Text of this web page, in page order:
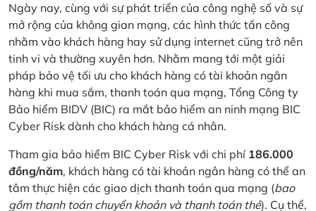
Ngày nay, cùng với sự phát triển của công nghệ số và sự
mở rộng của không gian mạng, các hình thức tấn công
nhằm vào khách hàng hay sử dụng internet cũng trở nên
tinh vi và thường xuyên hơn. Nhằm mang tới một giải
pháp bảo vệ tối ưu cho khách hàng có tài khoản ngân
hàng khi mua sắm, thanh toán qua mạng, Tổng Công ty
Bảo hiểm BIDV (BIC) ra mắt bảo hiểm an ninh mạng BIC
Cyber Risk dành cho khách hàng cá nhân.
Tham gia bảo hiểm BIC Cyber Risk với chi phí 186.000
đồng/năm, khách hàng có tài khoản ngân hàng có thể an
tâm thực hiện các giao dịch thanh toán qua mạng (bao
gồm thanh toán chuyển khoản và thanh toán thẻ). Cụ thể,